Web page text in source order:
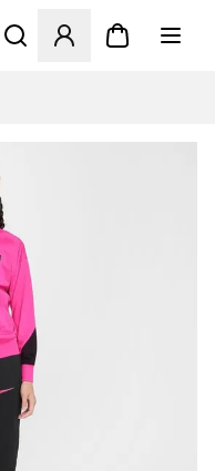
Åbner en Modal til at